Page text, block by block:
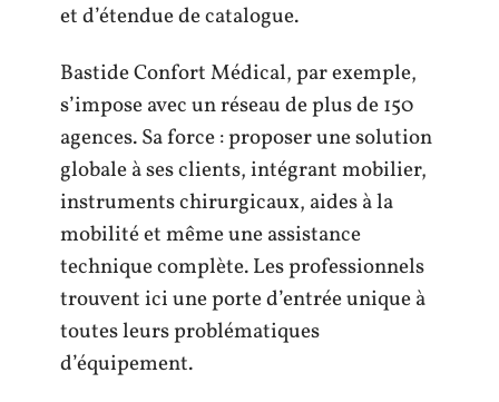
et d’étendue de catalogue.
Bastide Confort Médical, par exemple,
s’impose avec un réseau de plus de 150
agences. Sa force : proposer une solution
globale à ses clients, intégrant mobilier,
instruments chirurgicaux, aides à la
mobilité et même une assistance
technique complète. Les professionnels
trouvent ici une porte d’entrée unique à
toutes leurs problématiques
d’équipement.